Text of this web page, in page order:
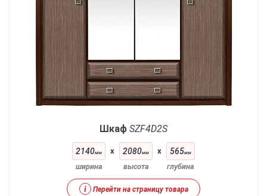
Шкаф SZF4D2S
2140мм
ширина
x 2080мм
высота
x 565мм
глубина
i Перейти на страницу товара